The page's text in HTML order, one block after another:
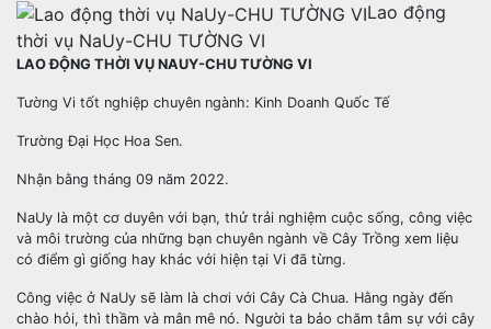
Lao động
thời vụ NaUy-CHU TƯỜNG VI
LAO ĐỘNG THỜI VỤ NAUY-CHU TƯỜNG VI
Tường Vi tốt nghiệp chuyên ngành: Kinh Doanh Quốc Tế
Trường Đại Học Hoa Sen.
Nhận bằng tháng 09 năm 2022.
NaUy là một cơ duyên với bạn, thử trải nghiệm cuộc sống, công việc
và môi trường của những bạn chuyên ngành về Cây Trồng xem liệu
có điểm gì giống hay khác với hiện tại Vi đã từng.
Công việc ở NaUy sẽ làm là chơi với Cây Cà Chua. Hằng ngày đến
chào hỏi, thì thầm và mân mê nó. Người ta bảo chăm tâm sự với cây